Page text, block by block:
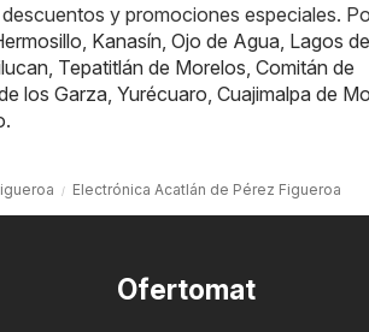
y promociones especiales.
Kanasín Ojo de Agua Lagos de
Tepatitlán de Morelos Comitán de
los Garza Yurécuaro Cuajimalpa de
.
Electrónica Acatlán de Pérez Figueroa
Ofertomat